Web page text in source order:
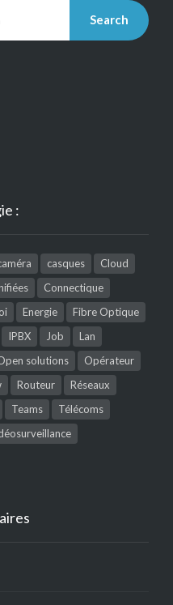
Search
:
casques
Cloud
Connectique
Energie
Fibre Optique
IPBX Job
Lan
solutions
Opérateur
Routeur
Réseaux
Teams
Télécoms